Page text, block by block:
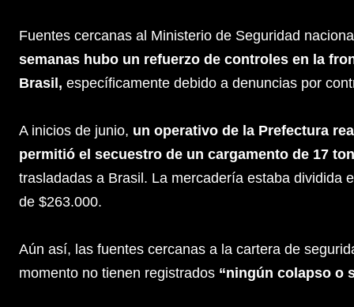
Fuentes cercanas al Ministerio de Seguridad
semanas hubo un refuerzo de controles en la
Brasil, específicamente debido a denuncias por
A inicios de junio, un operativo de la Prefectura
permitió el secuestro de un cargamento de 17
trasladadas a Brasil. La mercadería estaba dividida
de $263.000.
Aún así, las fuentes cercanas a la cartera de
momento no tienen registrados “ningún colapso o